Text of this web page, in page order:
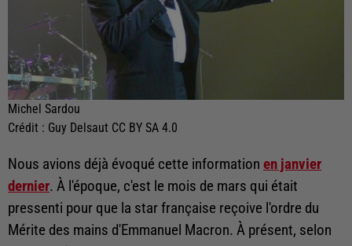
Michel Sardou
Crédit : Guy Delsaut CC BY SA 4.0
Nous avions déjà évoqué cette information en janvier
dernier. À l'époque, c'est le mois de mars qui était
pressenti pour que la star française reçoive l'ordre du
Mérite des mains d'Emmanuel Macron. À présent, selon